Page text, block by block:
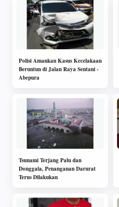
Polisi Amankan Kasus Kecelakaan
Beruntun di Jalan Raya Sentani -
Abepura
Tsunami Terjang Palu dan
Donggala, Penanganan Darurat
Terus Dilakukan